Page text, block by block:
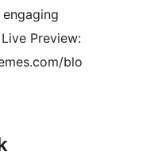
Preview:
blo